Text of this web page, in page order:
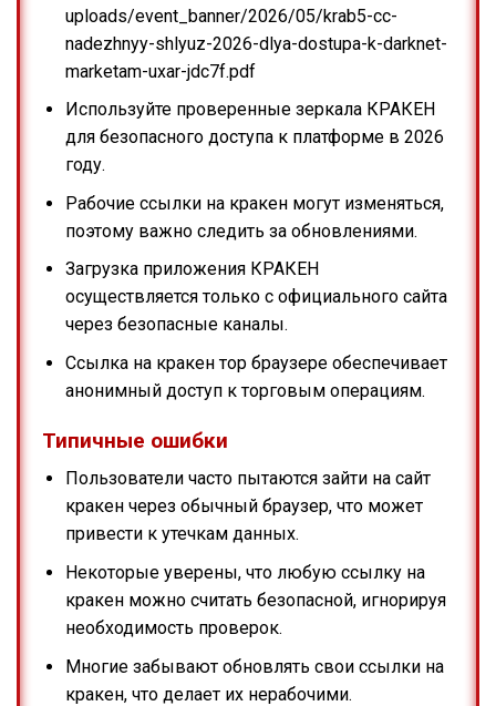
uploads/event_banner/2026/05/krab5-cc-
nadezhnyy-shlyuz-2026-dlya-dostupa-k-darknet-
marketam-uxar-jdc7f.pdf
Используйте проверенные зеркала КРАКЕН
для безопасного доступа к платформе в 2026
году.
Рабочие ссылки на кракен могут изменяться,
поэтому важно следить за обновлениями.
Загрузка приложения КРАКЕН
осуществляется только с официального сайта
через безопасные каналы.
Ссылка на кракен тор браузере обеспечивает
анонимный доступ к торговым операциям.
Типичные ошибки
Пользователи часто пытаются зайти на сайт
кракен через обычный браузер, что может
привести к утечкам данных.
Некоторые уверены, что любую ссылку на
кракен можно считать безопасной, игнорируя
необходимость проверок.
Многие забывают обновлять свои ссылки на
кракен, что делает их нерабочими.